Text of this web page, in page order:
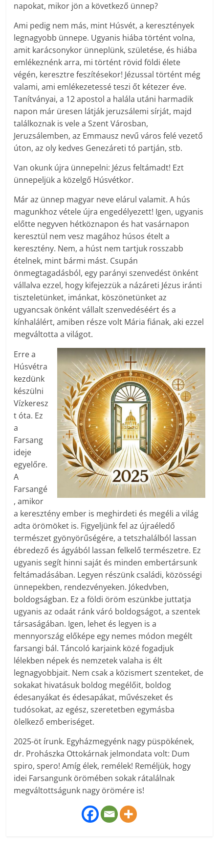
napokat, mikor jön a következő ünnep?
Ami pedig nem más, mint Húsvét, a keresztények
legnagyobb ünnepe. Ugyanis hiába történt volna,
amit karácsonykor ünneplünk, születése, és hiába
emlékeznénk arra, mi történt rövid földi élete
végén, keresztre feszítésekor! Jézussal történt még
valami, ami emlékezetessé teszi őt kétezer éve.
Tanítványai, a 12 apostol a halála utáni harmadik
napon már üresen látják jeruzsálemi sírját, majd
találkoznak is vele a Szent Városban,
Jeruzsálemben, az Emmausz nevű város felé vezető
úton, az oly kedves Genezáreti tó partján, stb.
Van okunk újra ünnepelni: Jézus feltámadt! Ezt
ünnepeljük a közelgő Húsvétkor.
Már az ünnep magyar neve elárul valamit. A hús
magunkhoz vétele újra engedélyezett! Igen, ugyanis
előtte negyven hétköznapon és hat vasárnapon
keresztül nem vesz magához húsos ételt a
keresztény. Nem, a húst nem tartjuk rosszabb
ételnek, mint bármi mást. Csupán
önmegtagadásból, egy parányi szenvedést önként
vállalva ezzel, hogy kifejezzük a názáreti Jézus iránti
tiszteletünket, imánkat, köszönetünket az
ugyancsak önként vállalt szenvedéséért és a
kínhalálért, amiben része volt Mária fiának, aki ezzel
megváltotta a világot.
Erre a
Húsvétra
kezdünk
készülni
Vízkeresz
t óta. Ez
a
Farsang
ideje
egyelőre.
A
Farsangé
, amikor
a keresztény ember is meghirdeti és megéli a világ
adta örömöket is. Figyeljünk fel az újraéledő
természet gyönyörűségére, a tetszhalálból lassan
ébredező és ágyából lassan felkelő természetre. Ez
ugyanis segít hinni saját és minden embertársunk
feltámadásában. Legyen részünk családi, közösségi
ünnepekben, rendezvényeken. Jókedvben,
boldogságban. Ez a földi öröm eszünkbe juttatja
ugyanis az odaát ránk váró boldogságot, a szentek
társaságában. Igen, lehet és legyen is a
mennyország előképe egy nemes módon megélt
farsangi bál. Táncoló karjaink közé fogadjuk
lélekben népek és nemzetek valaha is élt
legnagyobbjait. Nem csak a közismert szenteket, de
sokakat hivatásuk boldog megélőit, boldog
édesanyákat és édesapákat, művészeket és
tudósokat, az egész, szeretetben egymásba
ölelkező emberiséget.
2025-öt írunk. Egyházmegyénk nagy püspökének,
dr. Prohászka Ottokárnak jelmondata volt: Dum
spiro, spero! Amíg élek, remélek! Reméljük, hogy
idei Farsangunk örömében sokak rátalálnak
megváltottságunk nagy örömére is!